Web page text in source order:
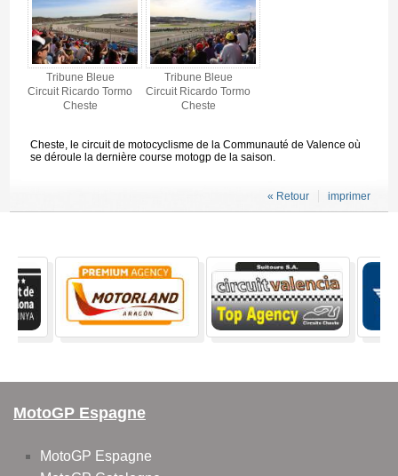
Tribune Bleue
Circuit Ricardo Tormo
Cheste
Tribune Bleue
Circuit Ricardo Tormo
Cheste
Cheste, le circuit de motocyclisme de la Communauté de Valence où
se déroule la dernière course motogp de la saison.
imprimer
« Retour
MotoGP Espagne
MotoGP Espagne